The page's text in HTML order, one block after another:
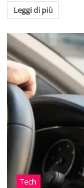
Leggi di più
Tech